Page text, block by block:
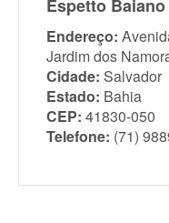
Espetto
Endereço:
Jardim dos
Cidade: Salvador
Estado: Bahia
CEP: 41830-050
Telefone: (71)